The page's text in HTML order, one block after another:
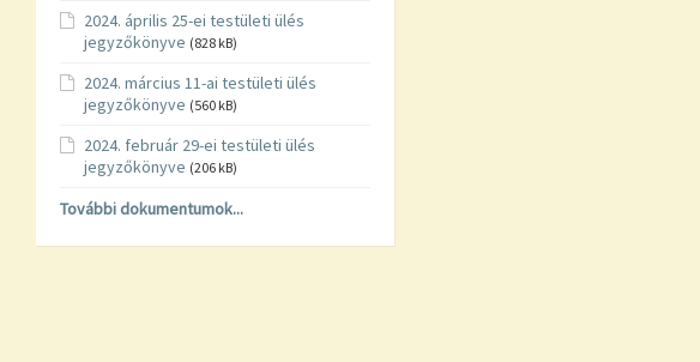
2024. április 25-ei testületi ülés
jegyzőkönyve (828 kB)
2024. március 11-ai testületi ülés
jegyzőkönyve (560 kB)
2024. február 29-ei testületi ülés
jegyzőkönyve (206 kB)
További dokumentumok...